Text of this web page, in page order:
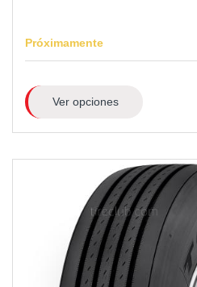
Próximamente
Ver opciones